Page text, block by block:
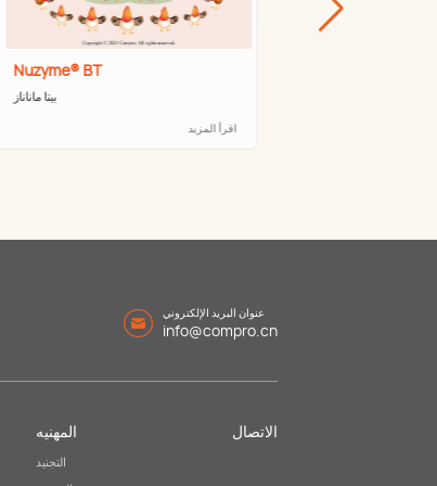
Nuzyme® BT
بيتا ماناناز
اقرأ المزيد
عنوان البريد الإلكتروني
info@compro.cn
المهنيه
التجنيد
الاتصال